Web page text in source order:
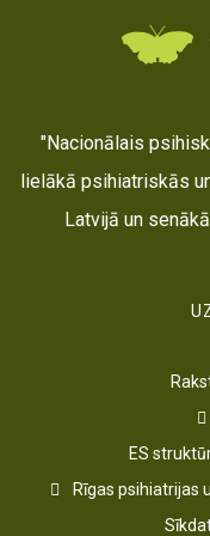
"Nacionālais
lielākā psihiatriskās
Latvijā un
ES
Rīgas psihiatrijas